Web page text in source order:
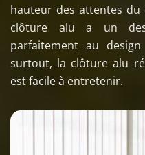
hauteur des attentes du
clôture alu a un
parfaitement au
surtout, la clôture alu
est facile à entretenir.